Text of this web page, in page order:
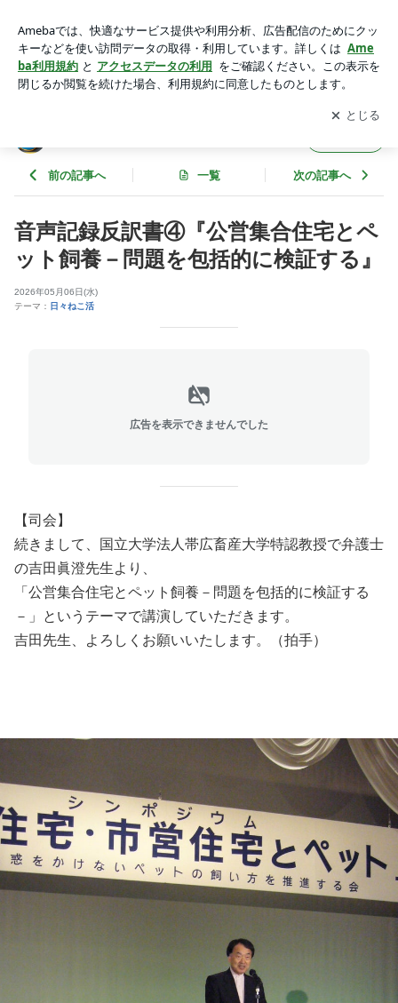
に検証する』 | 特定非営利活動法人C.O.N
アプリをダウンロードして ブログの更新通知
を受け取りまし
ょう。
開く
前の記事へ 一覧 次の記事へ
音声記録反訳書④『公営集合住宅とペ
ット飼養－問題を包括的に検証する』
2026年05月06日(水)
テーマ： 日々ねこ活
広告を表示できませんでした
【司会】
続きまして、国立大学法人帯広畜産大学特認教授で弁護士
の吉田眞澄先生より、
「公営集合住宅とペット飼養－問題を包括的に検証する
－」というテーマで講演していただきます。
吉田先生、よろしくお願いいたします。（拍手）